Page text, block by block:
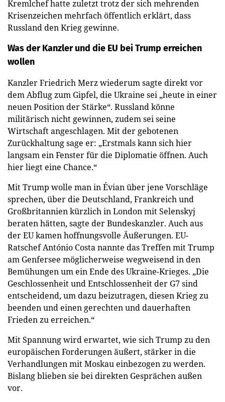
Kremlchef hatte zuletzt trotz der sich mehrenden
Krisenzeichen mehrfach öffentlich erklärt, dass
Russland den Krieg gewinne.
Was der Kanzler und die EU bei Trump erreichen
wollen
Kanzler Friedrich Merz wiederum sagte direkt vor
dem Abflug zum Gipfel, die Ukraine sei „heute in einer
neuen Position der Stärke“. Russland könne
militärisch nicht gewinnen, zudem sei seine
Wirtschaft angeschlagen. Mit der gebotenen
Zurückhaltung sage er: „Erstmals kann sich hier
langsam ein Fenster für die Diplomatie öffnen. Auch
hier liegt eine Chance.“
Mit Trump wolle man in Évian über jene Vorschläge
sprechen, über die Deutschland, Frankreich und
Großbritannien kürzlich in London mit Selenskyj
beraten hätten, sagte der Bundeskanzler. Auch aus
der EU kamen hoffnungsvolle Äußerungen. EU-
Ratschef António Costa nannte das Treffen mit Trump
am Genfersee möglicherweise wegweisend in den
Bemühungen um ein Ende des Ukraine-Krieges. „Die
Geschlossenheit und Entschlossenheit der G7 sind
entscheidend, um dazu beizutragen, diesen Krieg zu
beenden und einen gerechten und dauerhaften
Frieden zu erreichen.“
Mit Spannung wird erwartet, wie sich Trump zu den
europäischen Forderungen äußert, stärker in die
Verhandlungen mit Moskau einbezogen zu werden.
Bislang blieben sie bei direkten Gesprächen außen
vor.